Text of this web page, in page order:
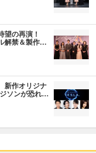
望の再演！
解禁＆製作…
新作オリジナ
ソンが恐れ…